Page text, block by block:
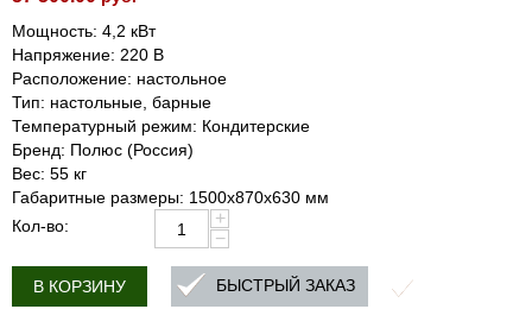
Мощность: 4,2 кВт
Напряжение: 220 В
Расположение: настольное
Тип: настольные, барные
Температурный режим: Кондитерские
Бренд: Полюс (Россия)
Вес: 55 кг
Габаритные размеры: 1500х870х630 мм
Кол-во:
+
−
В КОРЗИНУ БЫСТРЫЙ ЗАКАЗ